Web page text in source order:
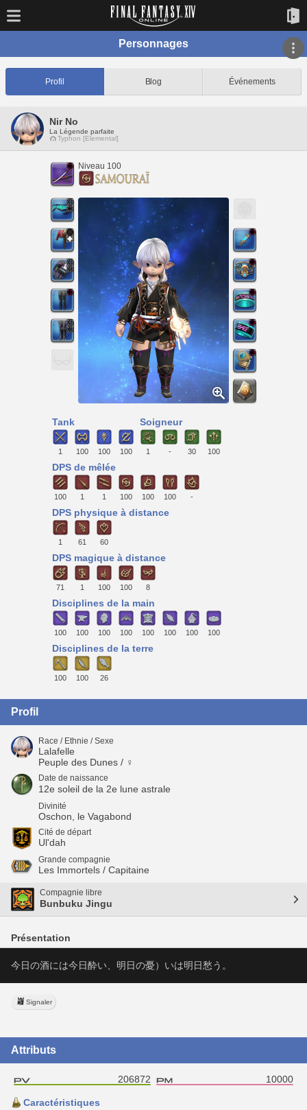
Personnages
Profil Blog Événements
Nir No
La Légende parfaite
Typhon [Elemental]
Niveau 100
Tank
1 100 100 100
Soigneur
1 - 30 100
DPS de mêlée
100 1 1 100 100 100 -
DPS physique à distance
1 61 60
DPS magique à distance
71 1 100 100 8
Disciplines de la main
100 100 100 100 100 100 100 100
Disciplines de la terre
100 100 26
Profil
Race / Ethnie / Sexe
Lalafelle
Peuple des Dunes / ♀
Date de naissance
12e soleil de la 2e lune astrale
Divinité
Oschon, le Vagabond
Cité de départ
Ul'dah
Grande compagnie
Les Immortels / Capitaine
Compagnie libre
Bunbuku Jingu
Présentation
今日の酒には今日酔い、明日の憂）いは明日愁う。
Signaler
Attributs
206872 10000
Caractéristiques